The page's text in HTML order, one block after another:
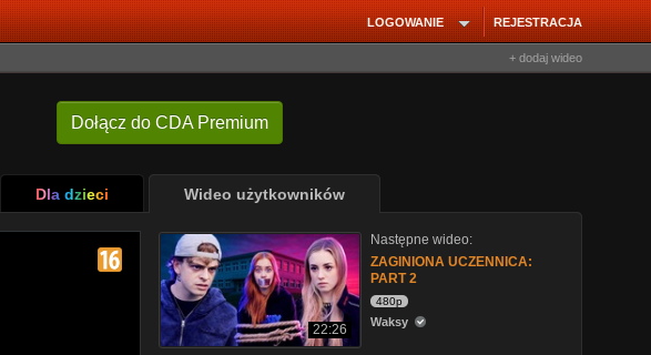
REJESTRACJA
LOGOWANIE
+ dodaj wideo
Dołącz do CDA Premium
Dla dzieci Wideo użytkowników
22:26
Następne wideo:
ZAGINIONA UCZENNICA:
PART 2
480p
Waksy